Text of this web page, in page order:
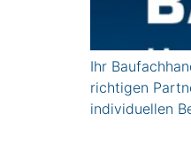
Ihr
richtigen
individuellen